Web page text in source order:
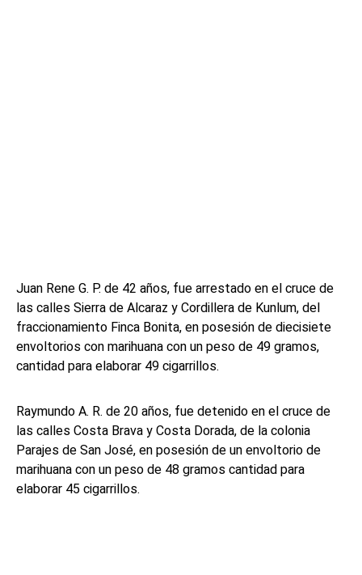
Juan Rene G. P. de 42 años, fue arrestado en el cruce de
las calles Sierra de Alcaraz y Cordillera de Kunlum, del
fraccionamiento Finca Bonita, en posesión de diecisiete
envoltorios con marihuana con un peso de 49 gramos,
cantidad para elaborar 49 cigarrillos.
Raymundo A. R. de 20 años, fue detenido en el cruce de
las calles Costa Brava y Costa Dorada, de la colonia
Parajes de San José, en posesión de un envoltorio de
marihuana con un peso de 48 gramos cantidad para
elaborar 45 cigarrillos.